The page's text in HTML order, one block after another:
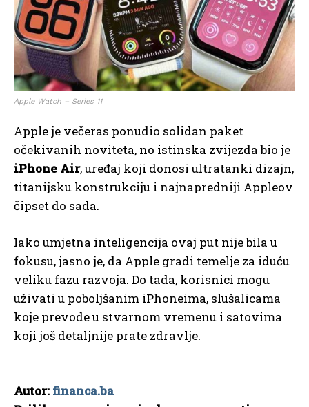
Apple Watch – Series 11
Apple je večeras ponudio solidan paket
očekivanih noviteta, no istinska zvijezda bio je
iPhone Air, uređaj koji donosi ultratanki dizajn,
titanijsku konstrukciju i najnapredniji Appleov
čipset do sada.
Iako umjetna inteligencija ovaj put nije bila u
fokusu, jasno je, da Apple gradi temelje za iduću
veliku fazu razvoja. Do tada, korisnici mogu
uživati u poboljšanim iPhoneima, slušalicama
koje prevode u stvarnom vremenu i satovima
koji još detaljnije prate zdravlje.
Autor: financa.ba